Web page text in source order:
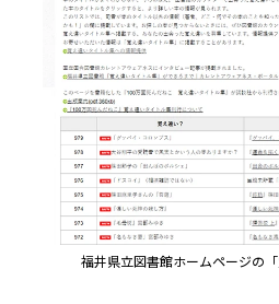
福井県立図書館ホームページの「